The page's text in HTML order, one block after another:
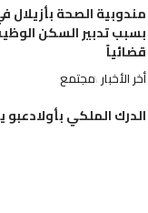
مندوبية الصحة بأزيلال
بسبب تدبير السكن
قضائياً
أخر الأخبار مجتمع
الدرك الملكي
ترويج الممنوعات..